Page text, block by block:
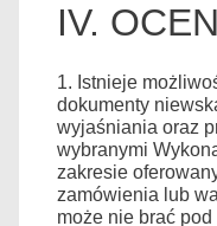
IV.
1. Istnieje
dokumenty
wyjaśniania oraz
wybranymi
zakresie
zamówienia lub
może nie brać